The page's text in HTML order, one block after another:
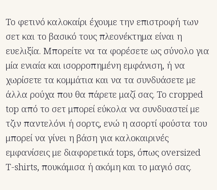
Το φετινό καλοκαίρι έχουμε την επιστροφή των
σετ και το βασικό τους πλεονέκτημα είναι η
ευελιξία. Μπορείτε να τα φορέσετε ως σύνολο για
μία ενιαία και ισορροπημένη εμφάνιση, ή να
χωρίσετε τα κομμάτια και να τα συνδυάσετε με
άλλα ρούχα που θα πάρετε μαζί σας. Το cropped
top από το σετ μπορεί εύκολα να συνδυαστεί με
τζιν παντελόνι ή σορτς, ενώ η ασορτί φούστα του
μπορεί να γίνει η βάση για καλοκαιρινές
εμφανίσεις με διαφορετικά tops, όπως oversized
T-shirts, πουκάμισα ή ακόμη και το μαγιό σας.